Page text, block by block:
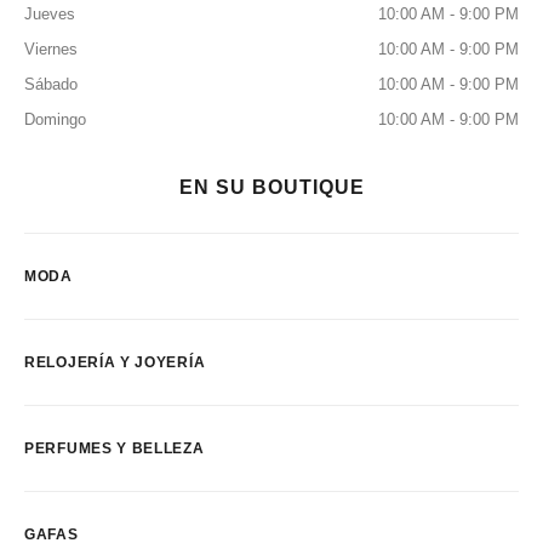
Jueves
10:00 AM - 9:00 PM
Viernes
10:00 AM - 9:00 PM
Sábado
10:00 AM - 9:00 PM
Domingo
10:00 AM - 9:00 PM
EN SU BOUTIQUE
MODA
RELOJERÍA Y JOYERÍA
PERFUMES Y BELLEZA
GAFAS